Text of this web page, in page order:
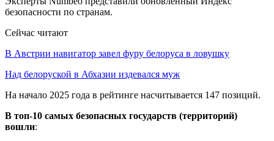
безопасности по странам.
Сейчас читают
В Австрии навигатор завел фуру белоруса в ловушку
Над белоруской в Абхазии издевался муж
На начало 2025 года в рейтинге насчитывается 147 позиций.
В топ-10 самых безопасных государств (территорий)
вошли: